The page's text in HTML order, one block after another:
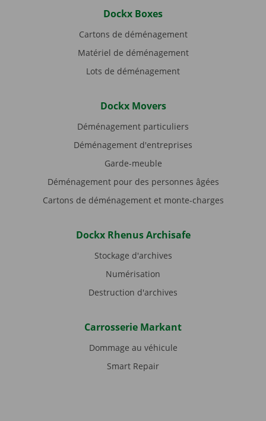
Dockx Boxes
Cartons de déménagement
Matériel de déménagement
Lots de déménagement
Dockx Movers
Déménagement particuliers
Déménagement d'entreprises
Garde-meuble
Déménagement pour des personnes âgées
Cartons de déménagement et monte-charges
Dockx Rhenus Archisafe
Stockage d'archives
Numérisation
Destruction d'archives
Carrosserie Markant
Dommage au véhicule
Smart Repair